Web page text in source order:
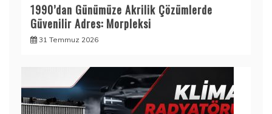
1990’dan Günümüze Akrilik Çözümlerde
Güvenilir Adres: Morpleksi
31 Temmuz 2026